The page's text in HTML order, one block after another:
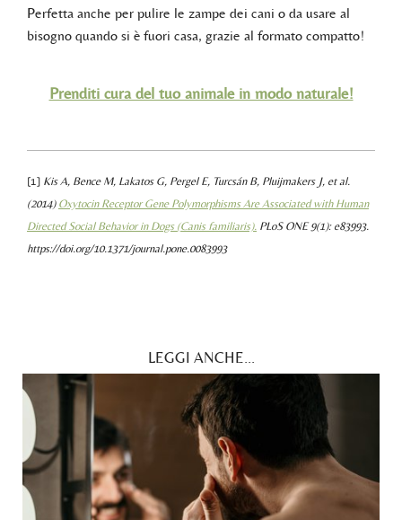
Perfetta anche per pulire le zampe dei cani o da usare al
bisogno quando si è fuori casa, grazie al formato compatto!
Prenditi cura del tuo animale in modo naturale!
[1] Kis A, Bence M, Lakatos G, Pergel E, Turcsán B, Pluijmakers J, et al.
(2014) Oxytocin Receptor Gene Polymorphisms Are Associated with Human
Directed Social Behavior in Dogs (Canis familiaris). PLoS ONE 9(1): e83993.
https://doi.org/10.1371/journal.pone.0083993
LEGGI ANCHE...